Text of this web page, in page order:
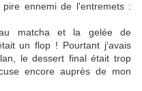
ennemi de l'entremets :
matcha et la gelée de
un flop ! Pourtant j'avais
le dessert final était trop
encore auprès de mon